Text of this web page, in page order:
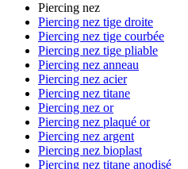
Piercing nez
Piercing nez tige droite
Piercing nez tige courbée
Piercing nez tige pliable
Piercing nez anneau
Piercing nez acier
Piercing nez titane
Piercing nez or
Piercing nez plaqué or
Piercing nez argent
Piercing nez bioplast
Piercing nez titane anodisé